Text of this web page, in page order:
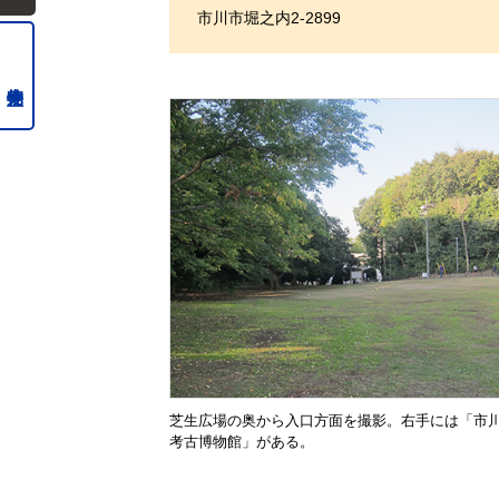
市川市堀之内2-2899
芝生広場の奥から入口方面を撮影。右手には「市
考古博物館」がある。